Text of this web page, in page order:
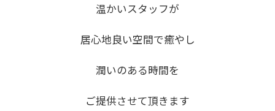
温かいスタッフが
居心地良い空間で癒やし
潤いのある時間を
ご提供させて頂きます